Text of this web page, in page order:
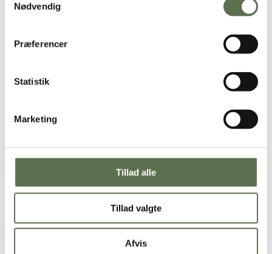
Nødvendig
Præferencer
Statistik
Marketing
Tillad alle
Tillad valgte
Afvis
Rør gæren ud i det lunkne vand. Tilsæt olivenolie og en halv
til den er smidig.
Dæk dejen med et viskestykke, og lad den hæve i 40 minutter.
Drys lidt mel på bordet, og del dejen i mindre stykker. Rul
hver dejklump til tynde stænger på ca. 0,8 cm i tykkelsen, og
Bag grissinierne i 15–20 minutter, til de er sprøde og gyldne.
Et godt tip:
Grissini smager skønt som en lille snack, til madpakken, tapasbordet
eller som sprødt tilbehør til supper og salater.